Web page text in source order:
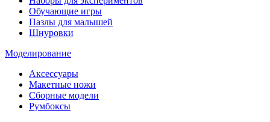
Обучающие игры
Пазлы для малышей
Шнуровки
Моделирование
Аксессуары
Макетные ножи
Сборные модели
Румбоксы